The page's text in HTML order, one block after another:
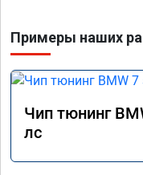
Примеры наших
Чип тюнинг
лс